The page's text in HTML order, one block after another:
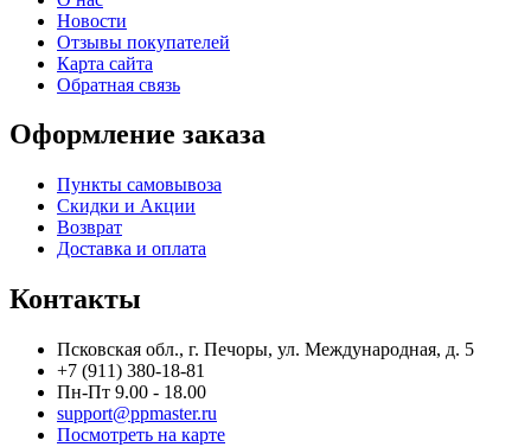
Новости
Отзывы покупателей
Карта сайта
Обратная связь
Оформление заказа
Пункты самовывоза
Скидки и Акции
Возврат
Доставка и оплата
Контакты
Псковская обл., г. Печоры, ул. Международная, д. 5
+7 (911) 380-18-81
Пн-Пт 9.00 - 18.00
support@ppmaster.ru
Посмотреть на карте